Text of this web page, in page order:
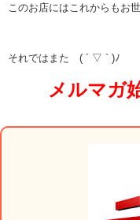
このお店にはこれからもお
それではまた ( ´ ▽ ` )ﾉ
メルマガ